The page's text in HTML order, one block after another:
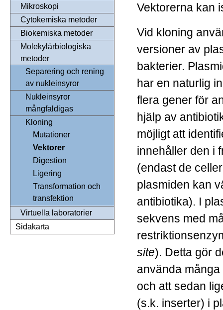
Mikroskopi
Cytokemiska metoder
Biokemiska metoder
Molekylärbiologiska
metoder
Separering och rening
av nukleinsyror
Nukleinsyror
mångfaldigas
Kloning
Mutationer
Vektorer
Digestion
Ligering
Transformation och
transfektion
Virtuella laboratorier
Sidakarta
Vektorerna kan
Vid kloning
versioner av
bakterier.
har en naturlig
flera gener för
hjälp av
möjligt att
innehåller den i
(endast de
plasmiden kan
antibiotika). I
sekvens med
site). Detta gör
använda
och att sedan
(s.k. inserter) i